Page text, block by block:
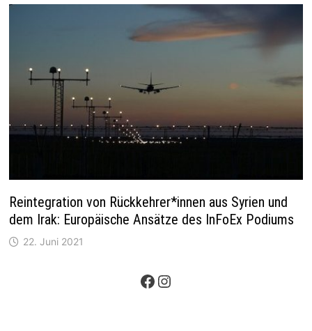
Reintegration von Rückkehrer*innen aus Syrien und
dem Irak: Europäische Ansätze des InFoEx Podiums
22. Juni 2021
Facebook
Instagram